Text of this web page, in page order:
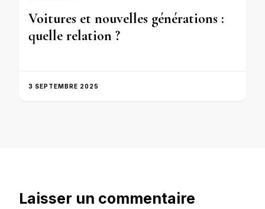
Voitures et nouvelles générations :
quelle relation ?
3 SEPTEMBRE 2025
Laisser un commentaire